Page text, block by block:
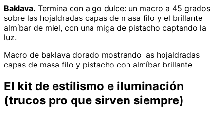
Baklava. Termina con algo dulce: un macro a 45 grados
sobre las hojaldradas capas de masa filo y el brillante
almíbar de miel, con una miga de pistacho captando la
luz.
Macro de baklava dorado mostrando las hojaldradas
capas de masa filo y pistacho con almíbar brillante
El kit de estilismo e iluminación
(trucos pro que sirven siempre)